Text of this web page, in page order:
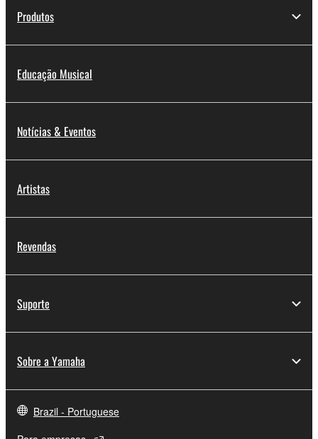
Produtos
Educação Musical
Notícias & Eventos
Artistas
Revendas
Suporte
Sobre a Yamaha
Brazil - Portuguese